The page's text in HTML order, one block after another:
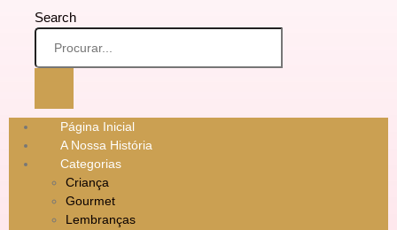
Search
Página Inicial
A Nossa História
Categorias
Criança
Gourmet
Lembranças